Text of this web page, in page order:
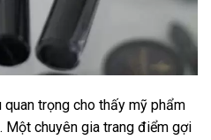
trọng cho thấy mỹ phẩm
chuyên gia trang điểm gợi